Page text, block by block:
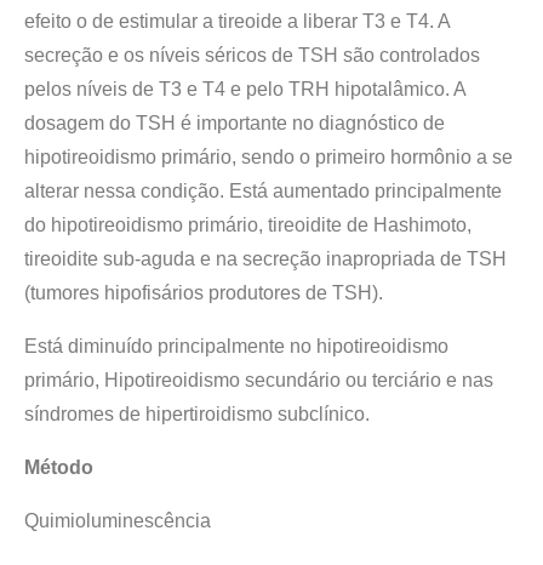
efeito o de estimular a tireoide a liberar T3 e T4. A
secreção e os níveis séricos de TSH são controlados
pelos níveis de T3 e T4 e pelo TRH hipotalâmico. A
dosagem do TSH é importante no diagnóstico de
hipotireoidismo primário, sendo o primeiro hormônio a se
alterar nessa condição. Está aumentado principalmente
do hipotireoidismo primário, tireoidite de Hashimoto,
tireoidite sub-aguda e na secreção inapropriada de TSH
(tumores hipofisários produtores de TSH).
Está diminuído principalmente no hipotireoidismo
primário, Hipotireoidismo secundário ou terciário e nas
síndromes de hipertiroidismo subclínico.
Método
Quimioluminescência